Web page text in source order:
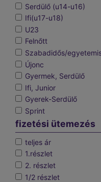
Serdülő (u14-u16)
Ifi(u17-u18)
U23
Felnőtt
Szabadidős/
Újonc
Gyermek, Serdülő
Ifi, Junior
Gyerek-Serdülő
Sprint
fizetési ütemezés
teljes ár
1.részlet
2. részlet
1/2 részlet